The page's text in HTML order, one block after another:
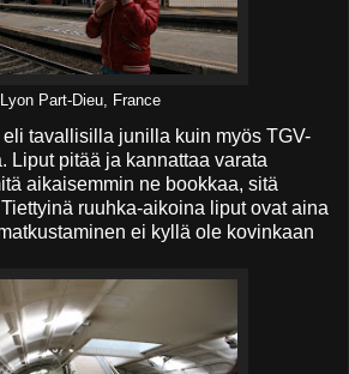
Lyon Part-Dieu, France
tavallisilla junilla kuin myös TGV-
Liput pitää ja kannattaa varata
aikaisemmin ne bookkaa, sitä
ruuhka-aikoina liput ovat aina
ei kyllä ole kovinkaan